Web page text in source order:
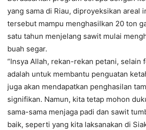
yang sama di Riau, diproyeksikan areal
tersebut mampu menghasilkan 20 ton
satu tahun menjelang sawit mulai
buah segar.
“Insya Allah, rekan-rekan petani, selain
adalah untuk membantu penguatan
juga akan mendapatkan penghasilan
signifikan. Namun, kita tetap mohon
sama-sama menjaga padi dan sawit
baik, seperti yang kita laksanakan di